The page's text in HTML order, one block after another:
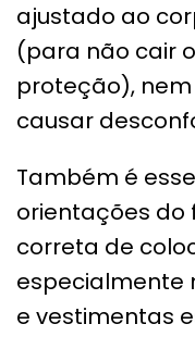
ajustado ao
(para não cair
proteção),
causar
Também é
orientações do
correta de
especialmente
e vestimentas